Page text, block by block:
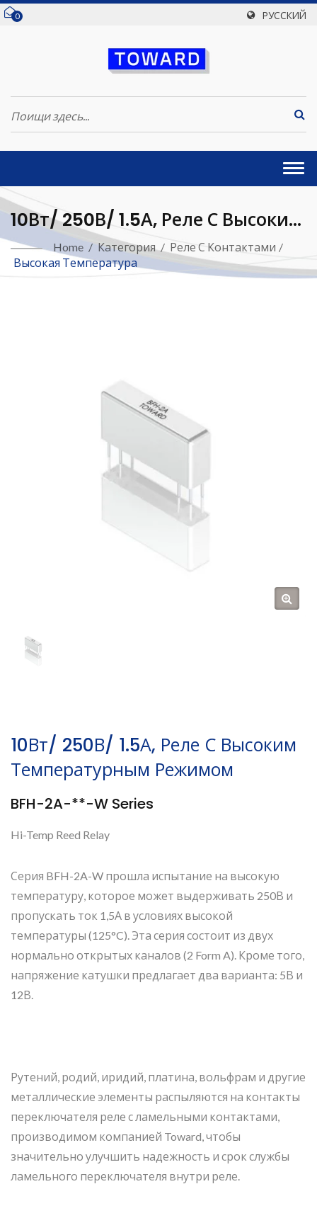
0 РУССКИЙ
10Вт/ 250В/ 1.5А, Реле С Высоким
Температурным Режимом
Home / Категория / Реле С Контактами /
Высокая Температура
10Вт/ 250В/ 1.5А, Реле С Высоким
Температурным Режимом
BFH-2A-**-W Series
Hi-Temp Reed Relay
Серия BFH-2A-W прошла испытание на высокую
температуру, которое может выдерживать 250В и
пропускать ток 1,5А в условиях высокой
температуры (125°C). Эта серия состоит из двух
нормально открытых каналов (2 Form A). Кроме того,
напряжение катушки предлагает два варианта: 5В и
12В.
Рутений, родий, иридий, платина, вольфрам и другие
металлические элементы распыляются на контакты
переключателя реле с ламельными контактами,
производимом компанией Toward, чтобы
значительно улучшить надежность и срок службы
ламельного переключателя внутри реле.